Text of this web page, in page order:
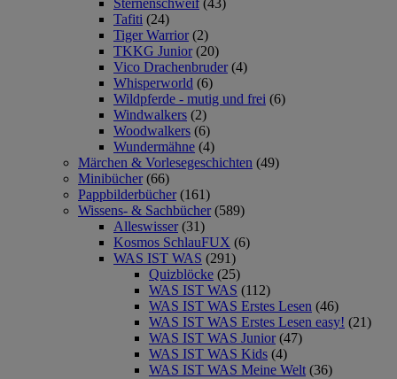
Sternenschweif (43)
Tafiti (24)
Tiger Warrior (2)
TKKG Junior (20)
Vico Drachenbruder (4)
Whisperworld (6)
Wildpferde - mutig und frei (6)
Windwalkers (2)
Woodwalkers (6)
Wundermähne (4)
Märchen & Vorlesegeschichten (49)
Minibücher (66)
Pappbilderbücher (161)
Wissens- & Sachbücher (589)
Alleswisser (31)
Kosmos SchlauFUX (6)
WAS IST WAS (291)
Quizblöcke (25)
WAS IST WAS (112)
WAS IST WAS Erstes Lesen (46)
WAS IST WAS Erstes Lesen easy! (21)
WAS IST WAS Junior (47)
WAS IST WAS Kids (4)
WAS IST WAS Meine Welt (36)